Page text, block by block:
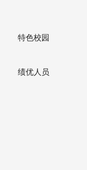
特色校园
绩优人员